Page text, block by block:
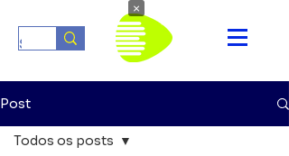
Post
Todos os posts
×